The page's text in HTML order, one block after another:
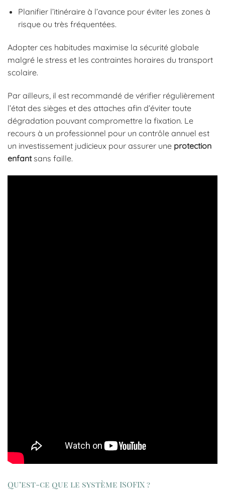
Planifier l’itinéraire à l’avance pour éviter les zones à
risque ou très fréquentées.
Adopter ces habitudes maximise la sécurité globale
malgré le stress et les contraintes horaires du transport
scolaire.
Par ailleurs, il est recommandé de vérifier régulièrement
l’état des sièges et des attaches afin d’éviter toute
dégradation pouvant compromettre la fixation. Le
recours à un professionnel pour un contrôle annuel est
un investissement judicieux pour assurer une protection
enfantsans faille.
Qu’est-ce que le système ISOFIX ?